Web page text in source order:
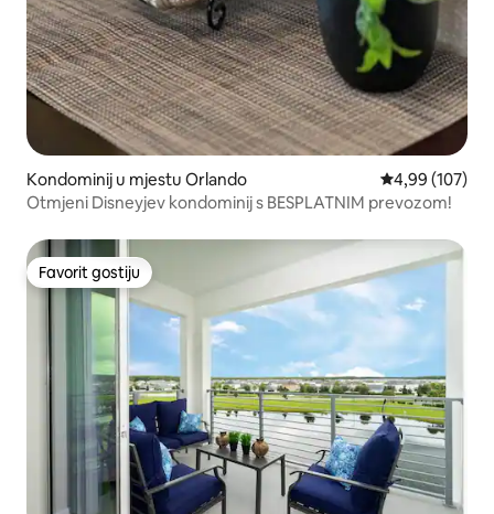
Kondominij u mjestu Orlando Prosječna
4,99 (107)
Otmjeni Disneyjev kondominij s BESPLATNIM prevozom!
Favorit gostiju
Favorit gostiju